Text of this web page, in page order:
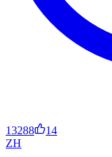
13288
14
ZH